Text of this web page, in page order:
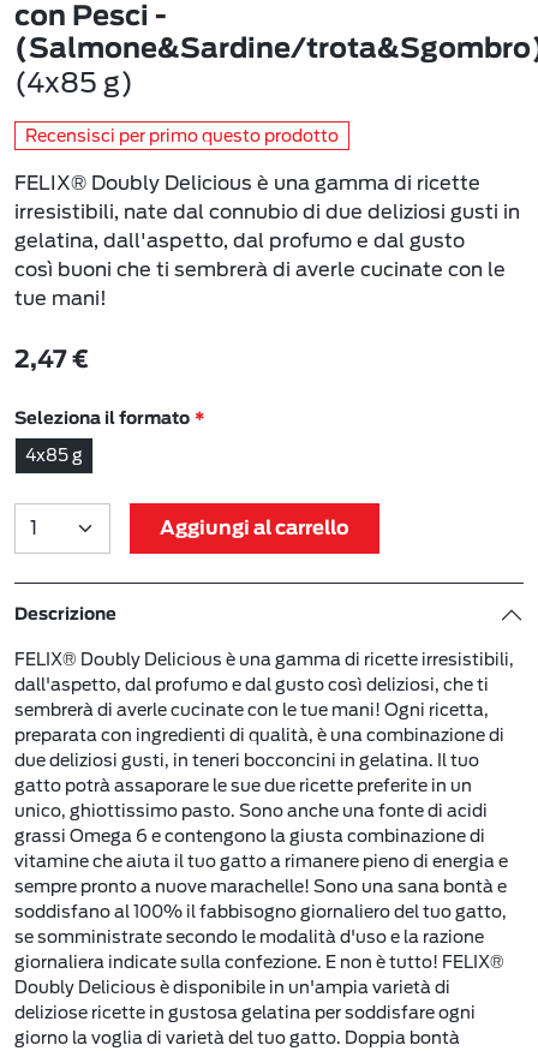
con Pesci -
(Salmone&Sardine/
(4x85 g)
Recensisci per primo questo prodotto
FELIX® Doubly Delicious è una gamma di ricette
irresistibili, nate dal connubio di due deliziosi gusti in
gelatina, dall'aspetto, dal profumo e dal gusto
così buoni che ti sembrerà di averle cucinate con le
tue mani!
2,47 €
Seleziona il formato
4x85 g
Aggiungi al carrello
Descrizione
FELIX® Doubly Delicious è una gamma di ricette irresistibili,
dall'aspetto, dal profumo e dal gusto così deliziosi, che ti
sembrerà di averle cucinate con le tue mani! Ogni ricetta,
preparata con ingredienti di qualità, è una combinazione di
due deliziosi gusti, in teneri bocconcini in gelatina. Il tuo
gatto potrà assaporare le sue due ricette preferite in un
unico, ghiottissimo pasto. Sono anche una fonte di acidi
grassi Omega 6 e contengono la giusta combinazione di
vitamine che aiuta il tuo gatto a rimanere pieno di energia e
sempre pronto a nuove marachelle! Sono una sana bontà e
soddisfano al 100% il fabbisogno giornaliero del tuo gatto,
se somministrate secondo le modalità d'uso e la razione
giornaliera indicate sulla confezione. E non è tutto! FELIX®
Doubly Delicious è disponibile in un'ampia varietà di
deliziose ricette in gustosa gelatina per soddisfare ogni
giorno la voglia di varietà del tuo gatto. Doppia bontà